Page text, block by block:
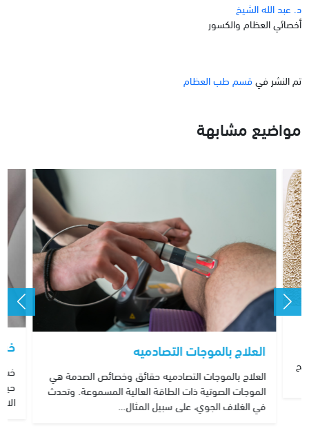
د. عبد الله الشيخ
أخصائي العظام والكسور
تم النشر فيقسم طب العظام
مواضيع مشابهة
العلاج بالموجات التصادميه
العلاج بالموجات التصادميه حقائق وخصائص الصدمة هي
الموجات الصوتية ذات الطاقة العالية المسموعة. وتحدث
في الغلاف الجوي، على سبيل المثال…